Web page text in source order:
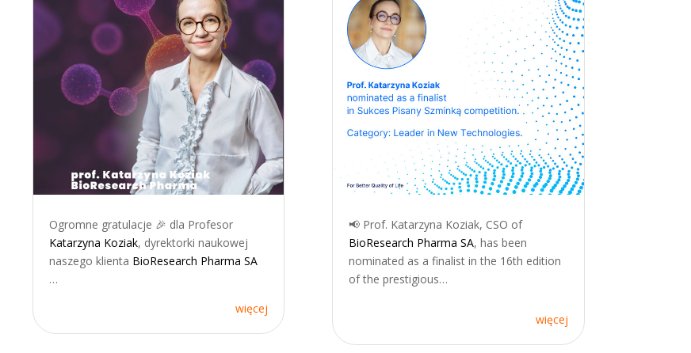
Ogromne gratulacje 🎉 dla Profesor
Katarzyna Koziak, dyrektorki naukowej
naszego klienta BioResearch Pharma SA
…
więcej
📢 Prof. Katarzyna Koziak, CSO of
BioResearch Pharma SA, has been
nominated as a finalist in the 16th edition
of the prestigious…
więcej